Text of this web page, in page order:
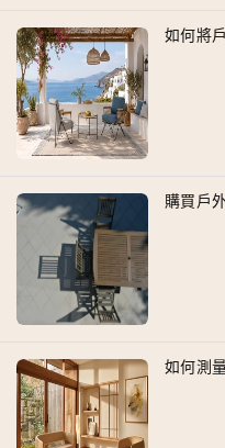
如何將
購買戶
如何測